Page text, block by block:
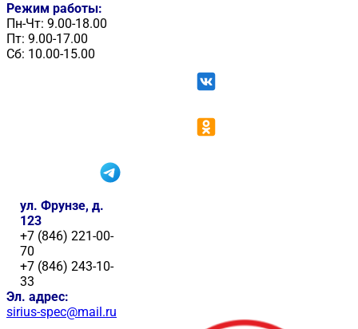
Режим работы:
Пн-Чт: 9.00-18.00
Пт: 9.00-17.00
Сб: 10.00-15.00
ул. Фрунзе, д.
123
+7 (846) 221-00-
70
+7 (846) 243-10-
33
Эл. адрес:
sirius-spec@mail.ru